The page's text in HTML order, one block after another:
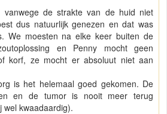
vanwege de strakte van de huid niet
dus natuurlijk genezen en dat was
We moesten na elke keer buiten de
en Penny mocht geen
korf, ze mocht er absoluut niet aan
is het helemaal goed gekomen. De
en de tumor is nooit meer terug
wel kwaadaardig).